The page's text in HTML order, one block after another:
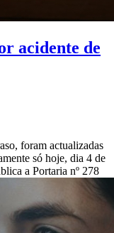
acidente de
foram actualizadas
só hoje, dia 4 de
a Portaria nº 278